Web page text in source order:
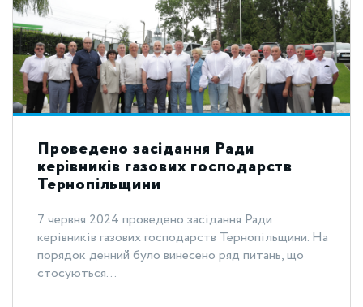
Проведено засідання Ради
керівників газових господарств
Тернопільщини
7 червня 2024 проведено засідання Ради
керівників газових господарств Тернопільщини. На
порядок денний було винесено ряд питань, що
стосуються...